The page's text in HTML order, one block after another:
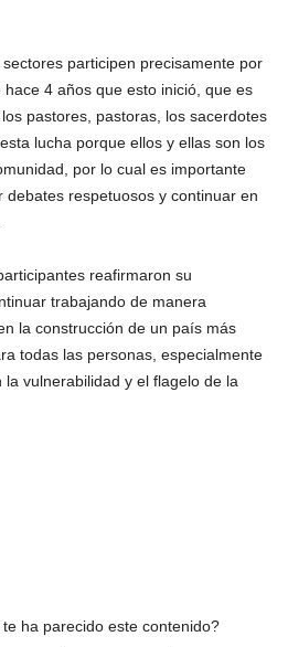
participen precisamente por
4 años que esto inició, que es
pastores, pastoras, los sacerdotes
lucha porque ellos y ellas son los
por lo cual es importante
debates respetuosos y continuar en
reafirmaron su
trabajando de manera
la construcción de un país más
todas las personas, especialmente
vulnerabilidad y el flagelo de la
ha parecido este contenido?